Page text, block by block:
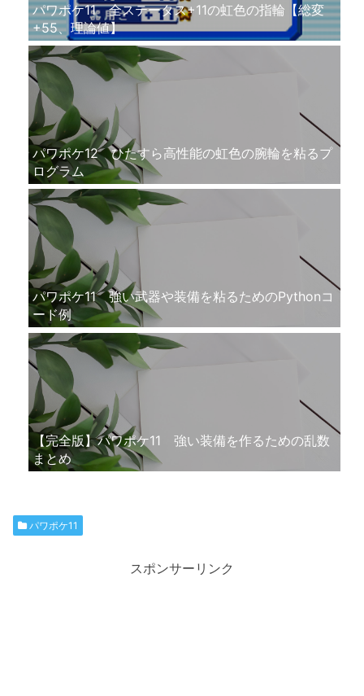
パワポケ11 全ステータス+11の虹色の指輪【総変
+55、理論値】
パワポケ12 ひたすら高性能の虹色の腕輪を粘るプ
ログラム
パワポケ11 強い武器や装備を粘るためのPythonコ
ード例
【完全版】パワポケ11 強い装備を作るための乱数
まとめ
パワポケ11
スポンサーリンク